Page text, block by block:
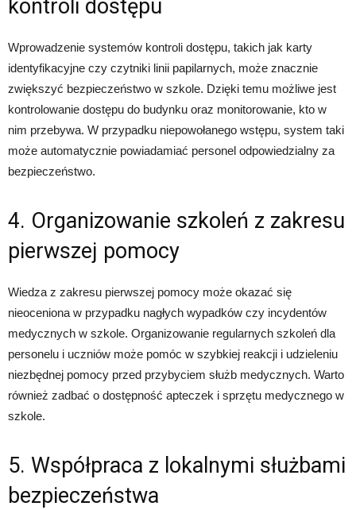
kontroli dostępu
Wprowadzenie systemów kontroli dostępu, takich jak karty
identyfikacyjne czy czytniki linii papilarnych, może znacznie
zwiększyć bezpieczeństwo w szkole. Dzięki temu możliwe jest
kontrolowanie dostępu do budynku oraz monitorowanie, kto w
nim przebywa. W przypadku niepowołanego wstępu, system taki
może automatycznie powiadamiać personel odpowiedzialny za
bezpieczeństwo.
4. Organizowanie szkoleń z zakresu
pierwszej pomocy
Wiedza z zakresu pierwszej pomocy może okazać się
nieoceniona w przypadku nagłych wypadków czy incydentów
medycznych w szkole. Organizowanie regularnych szkoleń dla
personelu i uczniów może pomóc w szybkiej reakcji i udzieleniu
niezbędnej pomocy przed przybyciem służb medycznych. Warto
również zadbać o dostępność apteczek i sprzętu medycznego w
szkole.
5. Współpraca z lokalnymi służbami
bezpieczeństwa